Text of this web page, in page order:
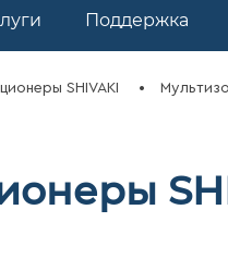
Поддержка
SHIVAKI